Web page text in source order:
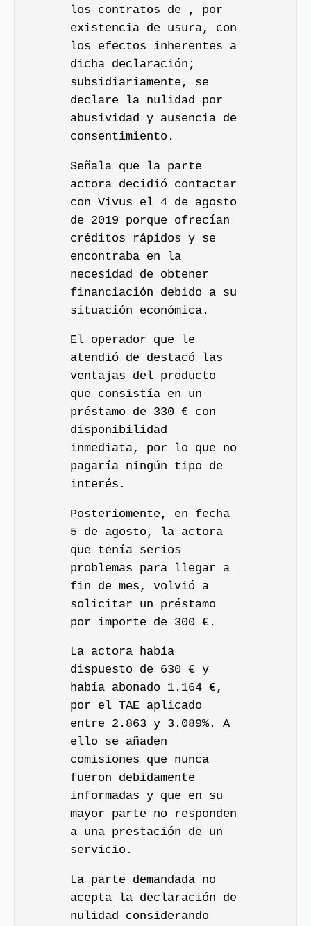
los contratos de , por
existencia de usura, con
los efectos inherentes a
dicha declaración;
subsidiariamente, se
declare la nulidad por
abusividad y ausencia de
consentimiento.
Señala que la parte
actora decidió contactar
con Vivus el 4 de agosto
de 2019 porque ofrecían
créditos rápidos y se
encontraba en la
necesidad de obtener
financiación debido a su
situación económica.
El operador que le
atendió de destacó las
ventajas del producto
que consistía en un
préstamo de 330 € con
disponibilidad
inmediata, por lo que no
pagaría ningún tipo de
interés.
Posteriomente, en fecha
5 de agosto, la actora
que tenía serios
problemas para llegar a
fin de mes, volvió a
solicitar un préstamo
por importe de 300 €.
La actora había
dispuesto de 630 € y
había abonado 1.164 €,
por el TAE aplicado
entre 2.863 y 3.089%. A
ello se añaden
comisiones que nunca
fueron debidamente
informadas y que en su
mayor parte no responden
a una prestación de un
servicio.
La parte demandada no
acepta la declaración de
nulidad considerando